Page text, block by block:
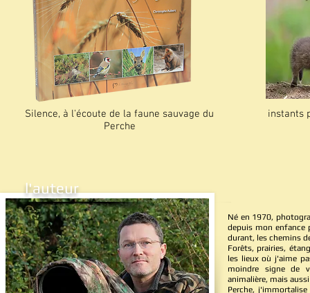
Silence, à l'écoute de la faune sauvage du
Perche
instants
l'auteur
Né en 1970,
depuis mon enfance
durant, les chemins
Forêts, prairies,
les lieux où j'aime
moindre signe de
animalière, mais
Perche, j'immortalise